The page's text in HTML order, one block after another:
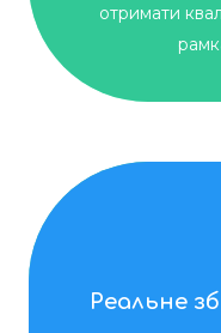
отримати
Реальне